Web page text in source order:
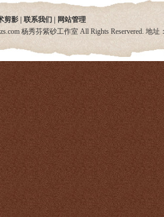
剪影 联系我们
网站管理
杨秀芬紫砂工作室 All Rights Reservered. 地